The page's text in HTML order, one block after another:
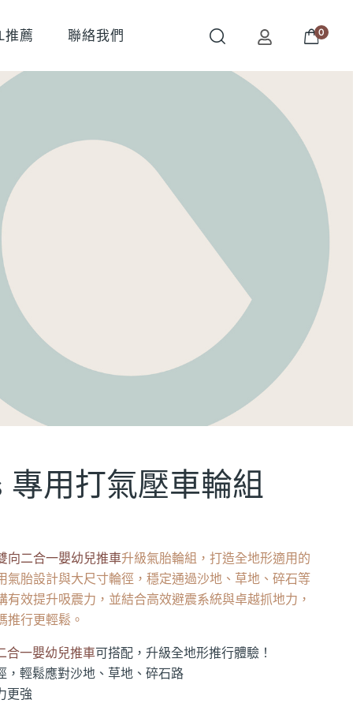
推薦 聯絡我們 0
專用打氣壓車輪組
向二合一嬰幼兒推車升級氣胎輪組，打造全地形適用的
氣胎設計與大尺寸輪徑，穩定通過沙地、草地、碎石等
有效提升吸震力，並結合高效避震系統與卓越抓地力，
推行更輕鬆。
合一嬰幼兒推車可搭配，升級全地形推行體驗！
，輕鬆應對沙地、草地、碎石路
更強